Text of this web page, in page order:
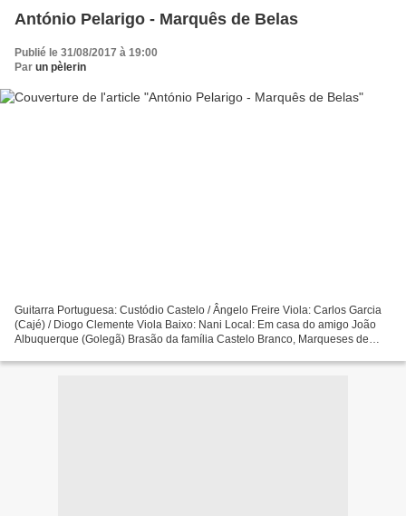
António Pelarigo - Marquês de Belas
Publié le 31/08/2017 à 19:00
Par un pèlerin
Guitarra Portuguesa: Custódio Castelo / Ângelo Freire Viola: Carlos Garcia
(Cajé) / Diogo Clemente Viola Baixo: Nani Local: Em casa do amigo João
Albuquerque (Golegã) Brasão da família Castelo Branco, Marqueses de